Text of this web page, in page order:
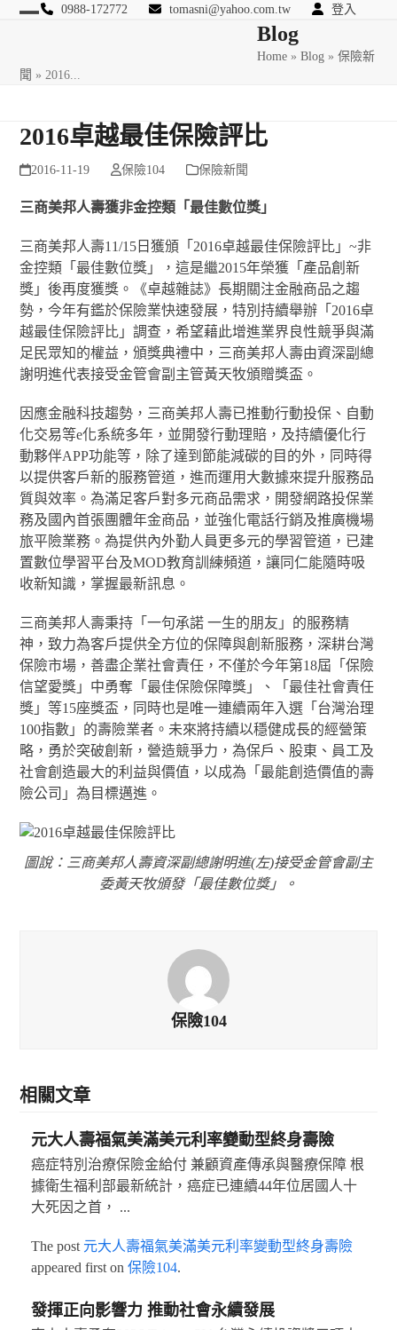
Skip
0988-172772 tomasni@yahoo.com.tw 登入
匯豐國際風險管理顧問Blog
Home »Blog »保險新
聞 »2016...
2016卓越最佳保險評比
2016-11-19 保險104 保險新聞
三商美邦人壽獲非金控類「最佳數位獎」
三商美邦人壽11/15日獲頒「2016卓越最佳保險評比」~非
金控類「最佳數位獎」，這是繼2015年榮獲「產品創新
獎」後再度獲獎。《卓越雜誌》長期關注金融商品之趨
勢，今年有鑑於保險業快速發展，特別持續舉辦「2016卓
越最佳保險評比」調查，希望藉此增進業界良性競爭與滿
足民眾知的權益，頒獎典禮中，三商美邦人壽由資深副總
謝明進代表接受金管會副主管黃天牧頒贈獎盃。
因應金融科技趨勢，三商美邦人壽已推動行動投保、自動
化交易等e化系統多年，並開發行動理賠，及持續優化行
動夥伴APP功能等，除了達到節能減碳的目的外，同時得
以提供客戶新的服務管道，進而運用大數據來提升服務品
質與效率。為滿足客戶對多元商品需求，開發網路投保業
務及國內首張團體年金商品，並強化電話行銷及推廣機場
旅平險業務。為提供內外勤人員更多元的學習管道，已建
置數位學習平台及MOD教育訓練頻道，讓同仁能隨時吸
收新知識，掌握最新訊息。
三商美邦人壽秉持「一句承諾 一生的朋友」的服務精
神，致力為客戶提供全方位的保障與創新服務，深耕台灣
保險市場，善盡企業社會責任，不僅於今年第18屆「保險
信望愛獎」中勇奪「最佳保險保障獎」、「最佳社會責任
獎」等15座獎盃，同時也是唯一連續兩年入選「台灣治理
100指數」的壽險業者。未來將持續以穩健成長的經營策
略，勇於突破創新，營造競爭力，為保戶、股東、員工及
社會創造最大的利益與價值，以成為「最能創造價值的壽
險公司」為目標邁進。
圖說：三商美邦人壽資深副總謝明進(左)接受金管會副主
委黃天牧頒發「最佳數位獎」。
保險104
相關文章
元大人壽福氣美滿美元利率變動型終身壽險
癌症特別治療保險金給付 兼顧資產傳承與醫療保障 根
據衛生福利部最新統計，癌症已連續44年位居國人十
大死因之首， ...
The post 元大人壽福氣美滿美元利率變動型終身壽險
appeared first on 保險104.
發揮正向影響力 推動社會永續發展